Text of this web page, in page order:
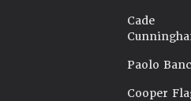
Cade
Paolo
Cooper